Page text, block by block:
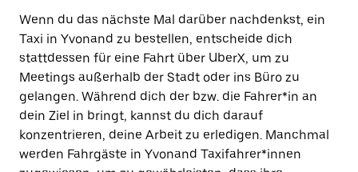
Wenn du das nächste Mal darüber nachdenkst, ein
Taxi in Yvonand zu bestellen, entscheide dich
stattdessen für eine Fahrt über UberX, um zu
Meetings außerhalb der Stadt oder ins Büro zu
gelangen. Während dich der bzw. die Fahrer*in an
dein Ziel in bringt, kannst du dich darauf
konzentrieren, deine Arbeit zu erledigen. Manchmal
werden Fahrgäste in Yvonand Taxifahrer*innen